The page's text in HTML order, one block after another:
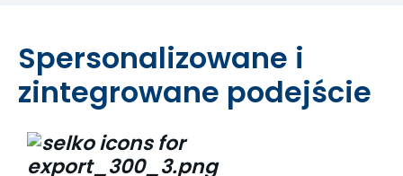
Spersonalizowane i
zintegrowane podejście